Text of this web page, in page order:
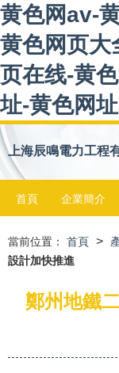
黄色网av-
黄色网页大
页在线-黄
址-黄色网
上海辰鳴電力工程
首頁 企業簡介
當前位置： 首頁 >
設計加快推進
鄭州地鐵